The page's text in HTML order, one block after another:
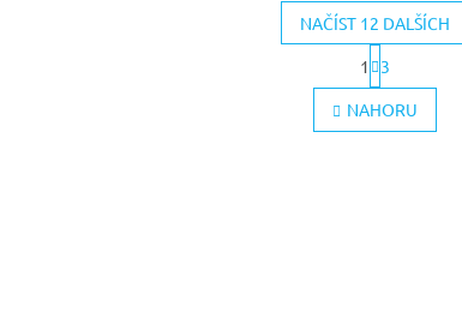
O
v
l
NAČÍST 12 DALŠÍCH
S
t
r
á
n
1 3
NAHORU